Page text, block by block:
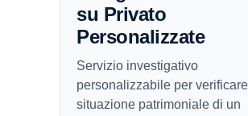
su Privato
Personalizzate
Servizio investigativo
personalizzabile per
situazione patrimoniale di un